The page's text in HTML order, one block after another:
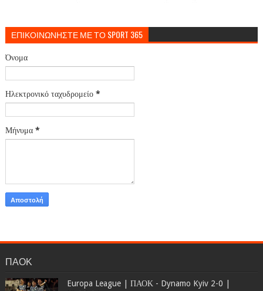
ΕΠΙΚΟΙΝΩΝΗΣΤΕ ΜΕ ΤΟ SPORT 365
Όνομα
Ηλεκτρονικό ταχυδρομείο *
Μήνυμα *
ΠΑΟΚ
Europa League | ΠΑΟΚ - Dynamo Kyiv 2-0 |